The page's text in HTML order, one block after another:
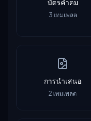
บัตรคำคม
3 เทมเพลต
การนำเสนอ
2 เทมเพลต